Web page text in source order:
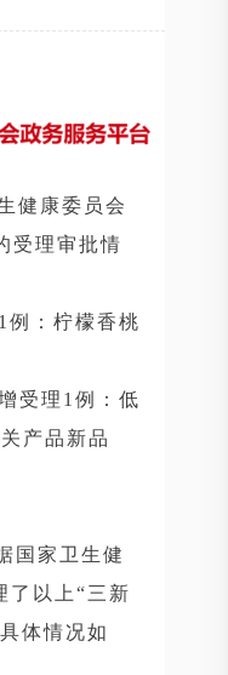
健康委员会
受理审批情
例：柠檬香桃
受理1例：低
产品新品
国家卫生健
了以上“三新
体情况如